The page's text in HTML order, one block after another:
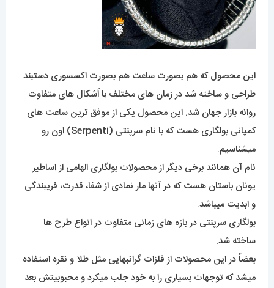
این محصول که هم بصورت ساعت هم بصورت اکسسوری دستبند
طراحی و ساخته شد در زمان های مختلف با اَشکال های متفاوت
روانه بازار جهان شد. این محصول یکی از موفق ترین ساعت های
کمپانی بولگاری هست که با نام سرپنتی (Serpenti) اون رو
میشناسیم.
نام آن همانند برخی دیگر از محصولات بولگاری الهامی از اساطیر
یونان باستان هست که در آنها مار نمادی از شفا، قدرت، فریبندگی
و ابدیت میباشد.
بولگاری سرپنتی در بازه های زمانی متفاوت در انواع طرح ها
ساخته شد.
بعضاً در این محصولات از فلزات گرانبهایی مثل طلا و نقره استفاده
میشد که توجهات بسیاری را به خود جلب میکرد و محبوبیتش بعد